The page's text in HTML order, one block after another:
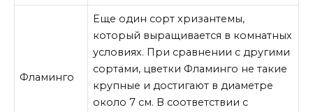
Фламинго
Еще один сорт хризантемы,
который выращивается в комнатных
условиях. При сравнении с другими
сортами, цветки Фламинго не такие
крупные и достигают в диаметре
около 7 см. В соответствии с